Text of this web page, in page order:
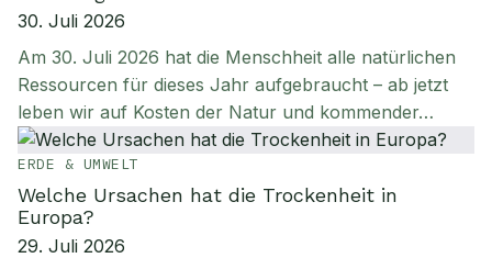
30. Juli 2026
Am 30. Juli 2026 hat die Menschheit alle natürlichen
Ressourcen für dieses Jahr aufgebraucht – ab jetzt
leben wir auf Kosten der Natur und kommender…
ERDE & UMWELT
Welche Ursachen hat die Trockenheit in
Europa?
29. Juli 2026